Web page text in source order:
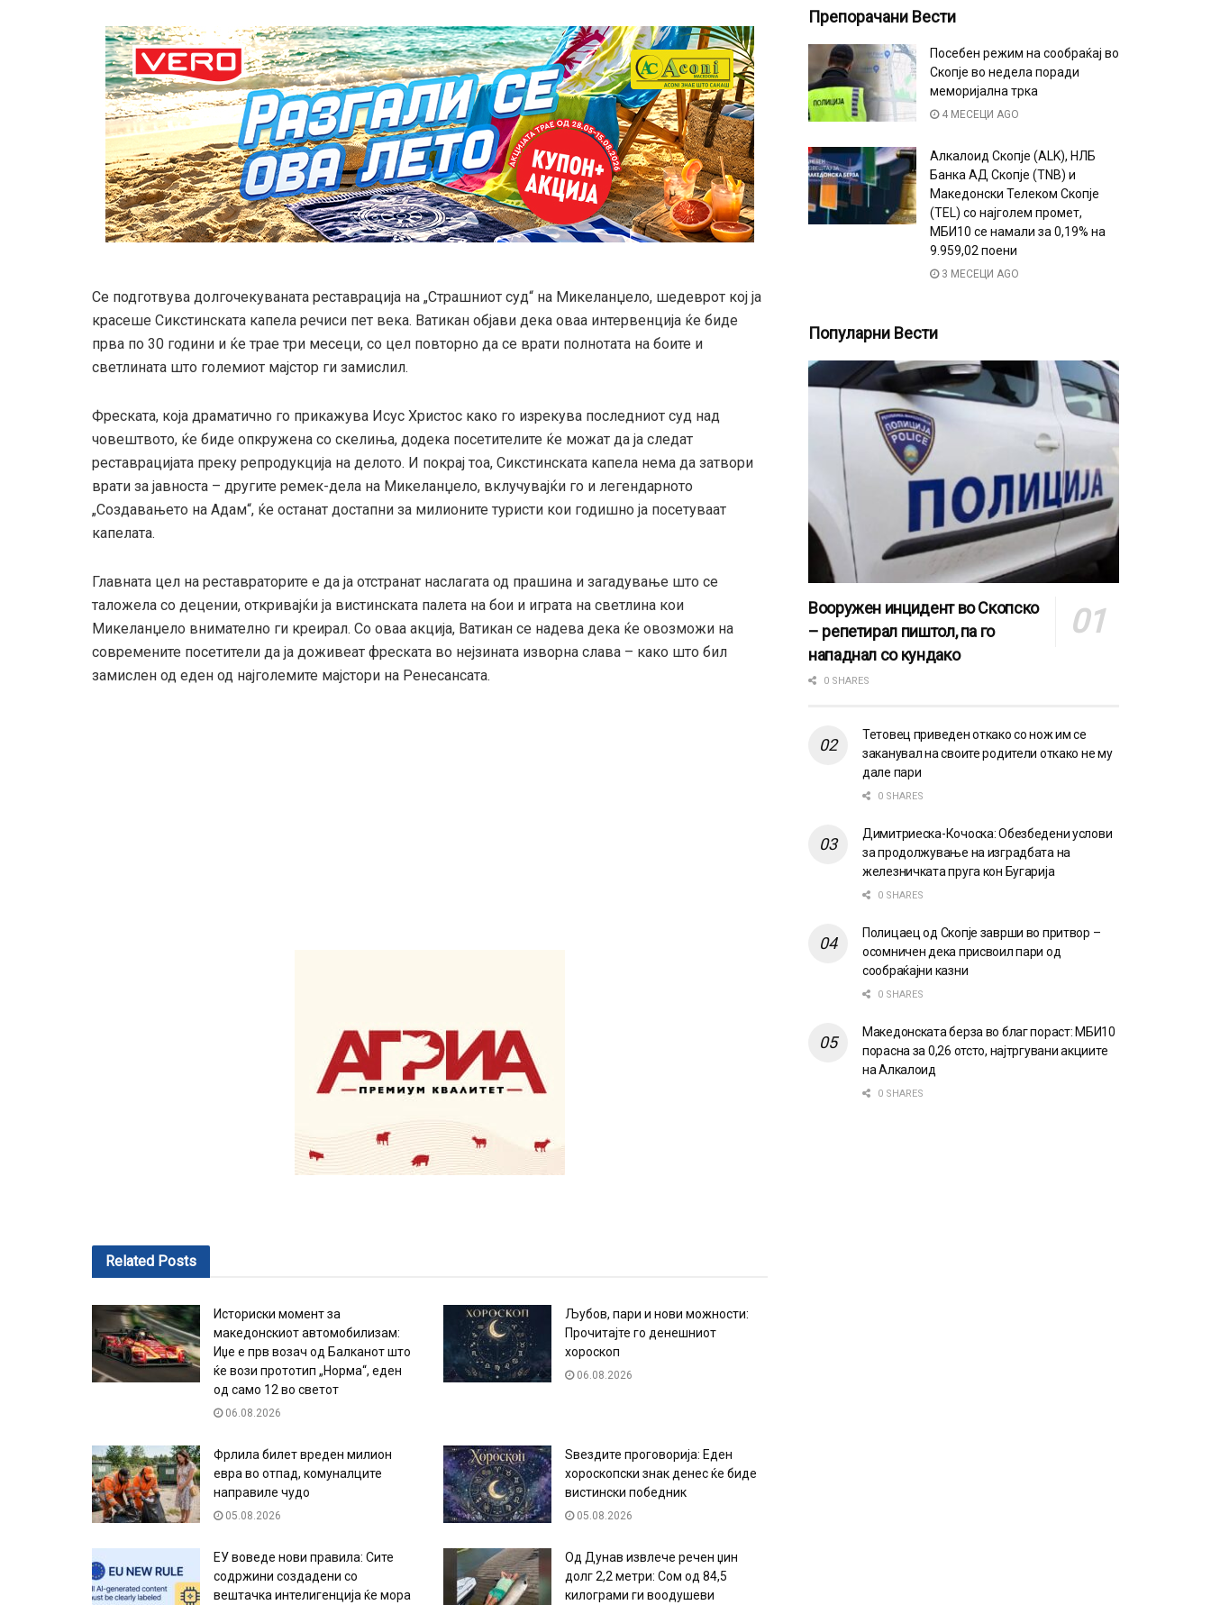
Се подготвува долгочекуваната реставрација на „Страшниот суд“ на Микеланџело, шедеврот кој ја
красеше Сикстинската капела речиси пет века. Ватикан објави дека оваа интервенција ќе биде
прва по 30 години и ќе трае три месеци, со цел повторно да се врати полнотата на боите и
светлината што големиот мајстор ги замислил.
Фреската, која драматично го прикажува Исус Христос како го изрекува последниот суд над
човештвото, ќе биде опкружена со скелиња, додека посетителите ќе можат да ја следат
реставрацијата преку репродукција на делото. И покрај тоа, Сикстинската капела нема да затвори
врати за јавноста – другите ремек-дела на Микеланџело, вклучувајќи го и легендарното
„Создавањето на Адам“, ќе останат достапни за милионите туристи кои годишно ја посетуваат
капелата.
Главната цел на реставраторите е да ја отстранат наслагата од прашина и загадување што се
таложела со децении, откривајќи ја вистинската палета на бои и играта на светлина кои
Микеланџело внимателно ги креирал. Со оваа акција, Ватикан се надева дека ќе овозможи на
современите посетители да ја доживеат фреската во нејзината изворна слава – како што бил
замислен од еден од најголемите мајстори на Ренесансата.
Related Posts
Историски момент за
македонскиот автомобилизам:
Иџе е прв возач од Балканот што
ќе вози прототип „Норма“, еден
од само 12 во светот
06.08.2026
Љубов, пари и нови можности:
Прочитајте го денешниот
хороскоп
06.08.2026
Фрлила билет вреден милион
евра во отпад, комуналците
направиле чудо
05.08.2026
Ѕвездите проговорија: Еден
хороскопски знак денес ќе биде
вистински победник
05.08.2026
ЕУ воведе нови правила: Сите
содржини создадени со
вештачка интелигенција ќе мора
Од Дунав извлече речен џин
долг 2,2 метри: Сом од 84,5
килограми ги воодушеви
Препорачани Вести
Посебен режим на сообраќај во
Скопје во недела поради
меморијална трка
4 МЕСЕЦИ AGO
Алкалоид Скопје (ALK), НЛБ
Банка АД Скопје (TNB) и
Македонски Телеком Скопје
(TEL) со најголем промет,
МБИ10 се намали за 0,19% на
9.959,02 поени
3 МЕСЕЦИ AGO
Популарни Вести
Вооружен инцидент во Скопско
– репетирал пиштол, па го
нападнал со кундако
0 SHARES
Тетовец приведен откако со нож им се
заканувал на своите родители откако не му
дале пари
0 SHARES
Димитриеска-Кочоска: Обезбедени услови
за продолжување на изградбата на
железничката пруга кон Бугарија
0 SHARES
Полицаец од Скопје заврши во притвор –
осомничен дека присвоил пари од
сообраќајни казни
0 SHARES
Македонската берза во благ пораст: МБИ10
порасна за 0,26 отсто, најтргувани акциите
на Алкалоид
0 SHARES